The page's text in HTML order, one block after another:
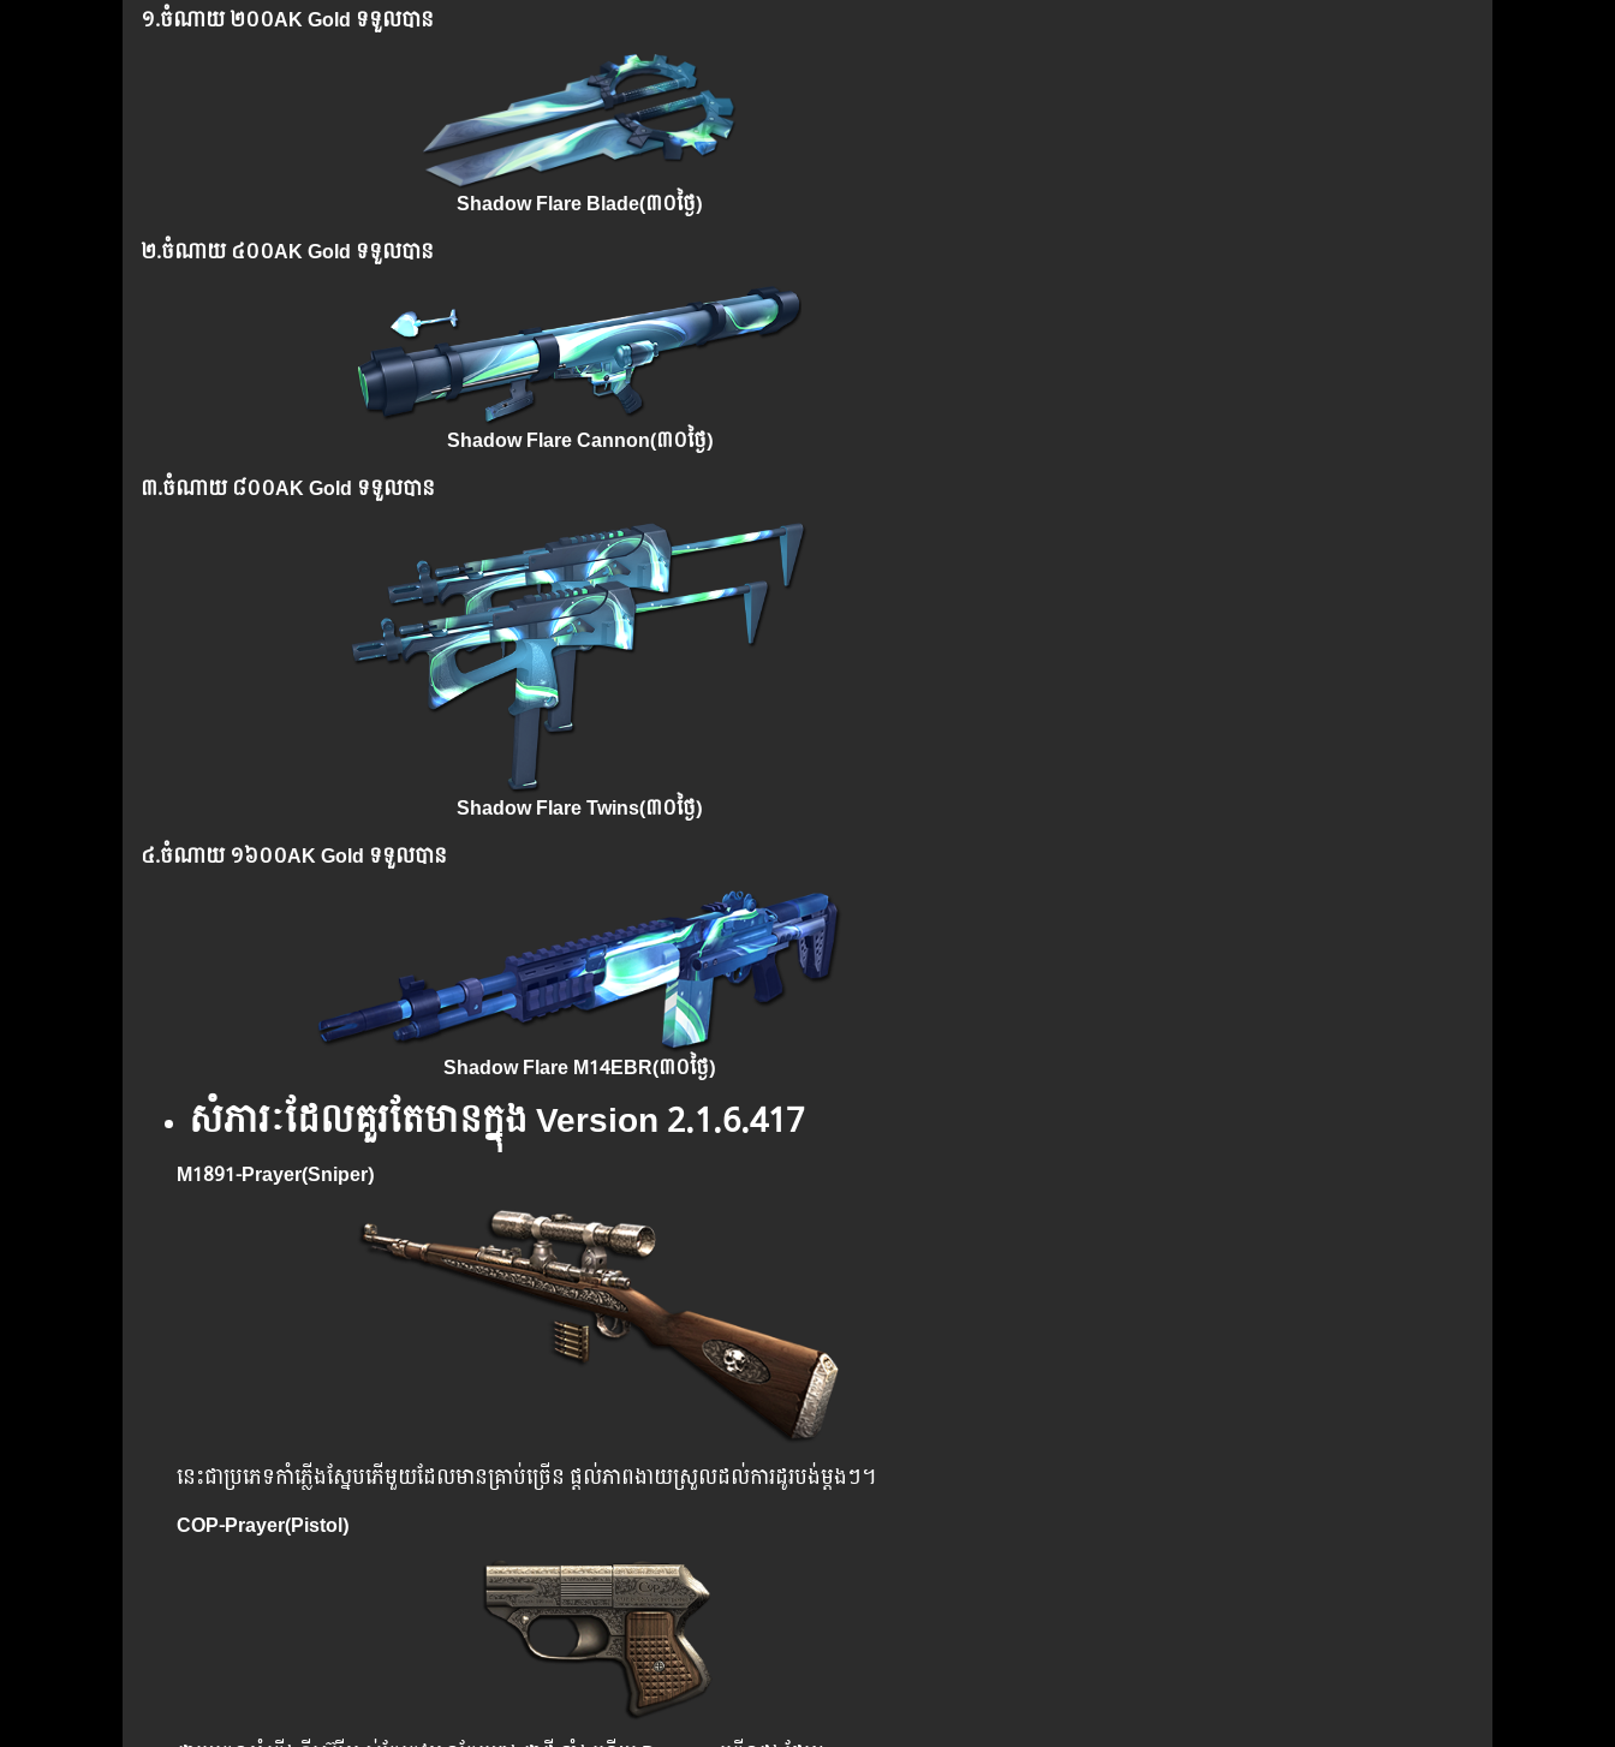
១.​ចំណាយ២០០AK Gold ទទួលបាន
Shadow Flare Blade(៣០ថ្ងៃ)
២.ចំណាយ៤០០AK Gold ទទួលបាន
Shadow Flare Cannon(៣០ថ្ងៃ)
៣.​ចំណាយ៨០០AK Gold ទទួលបាន
Shadow Flare Twins(៣០ថ្ងៃ)
៤.​ចំណាយ១៦០០AK Gold ទទួលបាន
Shadow Flare M14EBR(៣០ថ្ងៃ)
សំភារៈ​ដែល​គួរ​តែ​មាន​ក្នុង Version 2.1.6.417
M1891-Prayer(Sniper)
នេះជាប្រភេទកាំភ្លើងស្នែបភើមួយដែលមានគ្រាប់ច្រើន​ ផ្តល់ភាពងាយស្រួលដល់ការដូរបង់ម្តងៗ។
COP-Prayer(Pistol)